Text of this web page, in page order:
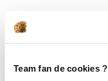
Team fan de cookies ?